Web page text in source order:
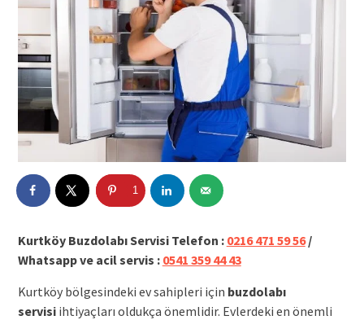
1
Kurtköy Buzdolabı Servisi Telefon : 0216 471 59 56/
Whatsapp ve acil servis : 0541 359 44 43
Kurtköy bölgesindeki ev sahipleri için buzdolabı
servisiihtiyaçları oldukça önemlidir. Evlerdeki en önemli